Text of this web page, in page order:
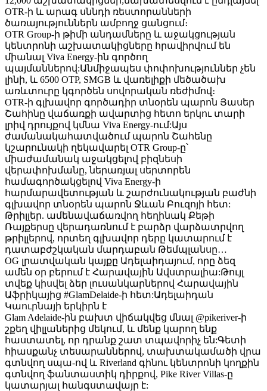
OTR-ի և արագ սննդի ռեստորանների
ծառայություններն ամբողջ ցանցում։
OTR Group-ի թիմի անդամները և աջակցության
կենտրոնի աշխատակիցները հրավիրվում են
միանալ Viva Energy-ին գործող
պայմաններով:Անմիջապես փոփոխություններ չեն
լինի, և 6500 OTP, SMGB և վառելիքի մեծածախ
առևտուրը կգործեն սովորական ռեժիմով։
OTR-ի գլխավոր գործադիր տնօրեն պարոն Յասեր
Շահինը վաճառքի ավարտից հետո երկու տարի
լրիվ դրույքով կմնա Viva Energy-ում:Այս
ժամանակահատվածում պարոն Շահենը
կշարունակի ղեկավարել OTR Group-ը՝
միաժամանակ աջակցելով բիզնեսի
վերափոխմանը, ներառյալ սերտորեն
համագործակցելով Viva Energy-ի
հարմարավետության և շարժունակության բաժնի
գլխավոր տնօրեն պարոն Ջևան Բուզոյի հետ:
Թրիլլեր. ամենավաճառվող հեղինակ Քեթի
Ռայքերսը վերադառնում է բարձր վարձատրվող
թրիլլերով, որտեղ գլխավոր դերը կատարում է
դատաբժշկական մարդաբան Թեմպլանսը…
OG լրատվական կայքը Ադելաիդայում, որը ձեզ
ամեն օր բերում է Հարավային Ավստրալիա:Թույլ
տվեք կիսվել ձեր լուսանկարներով Հարավային
Աֆրիկայից #GlamDelaide-ի հետ:Ադելաիդան
Կաուրնայի երկիրն է
Glam Adelaide-ին բախտ վիճակվեց մնալ @pikeriver-ի
շքեղ վիլլաներից մեկում, և մենք կարող ենք
հաստատել, որ դրանք շատ տպավորիչ են:Գետի
հիասքանչ տեսարաններով, տախտակամածի վրա
գտնվող սպա-ով և Riverland գինու կենտրոնի կողքին
գտնվող ֆանտաստիկ դիրքով, Pike River Villas-ը
կատարյալ հանգստավայր է: